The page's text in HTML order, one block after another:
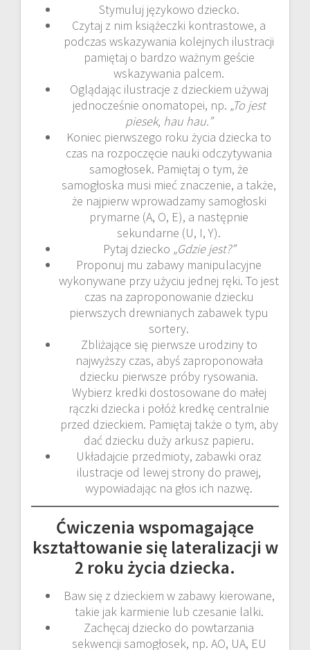
Stymuluj językowo dziecko.
Czytaj z nim książeczki kontrastowe, a
podczas wskazywania kolejnych ilustracji
pamiętaj o bardzo ważnym geście
wskazywania palcem.
Oglądając ilustracje z dzieckiem używaj
jednocześnie onomatopei, np. „To jest
piesek, hau hau.”
Koniec pierwszego roku życia dziecka to
czas na rozpoczęcie nauki odczytywania
samogłosek. Pamiętaj o tym, że
samogłoska musi mieć znaczenie, a także,
że najpierw wprowadzamy samogłoski
prymarne (A, O, E), a następnie
sekundarne (U, I, Y).
Pytaj dziecko „Gdzie jest?”
Proponuj mu zabawy manipulacyjne
wykonywane przy użyciu jednej ręki. To jest
czas na zaproponowanie dziecku
pierwszych drewnianych zabawek typu
sortery.
Zbliżające się pierwsze urodziny to
najwyższy czas, abyś zaproponowała
dziecku pierwsze próby rysowania.
Wybierz kredki dostosowane do małej
rączki dziecka i połóż kredkę centralnie
przed dzieckiem. Pamiętaj także o tym, aby
dać dziecku duży arkusz papieru.
Układajcie przedmioty, zabawki oraz
ilustracje od lewej strony do prawej,
wypowiadając na głos ich nazwę.
Ćwiczenia wspomagające
kształtowanie się lateralizacji w
2 roku życia dziecka.
Baw się z dzieckiem w zabawy kierowane,
takie jak karmienie lub czesanie lalki.
Zachęcaj dziecko do powtarzania
sekwencji samogłosek, np. AO, UA, EU